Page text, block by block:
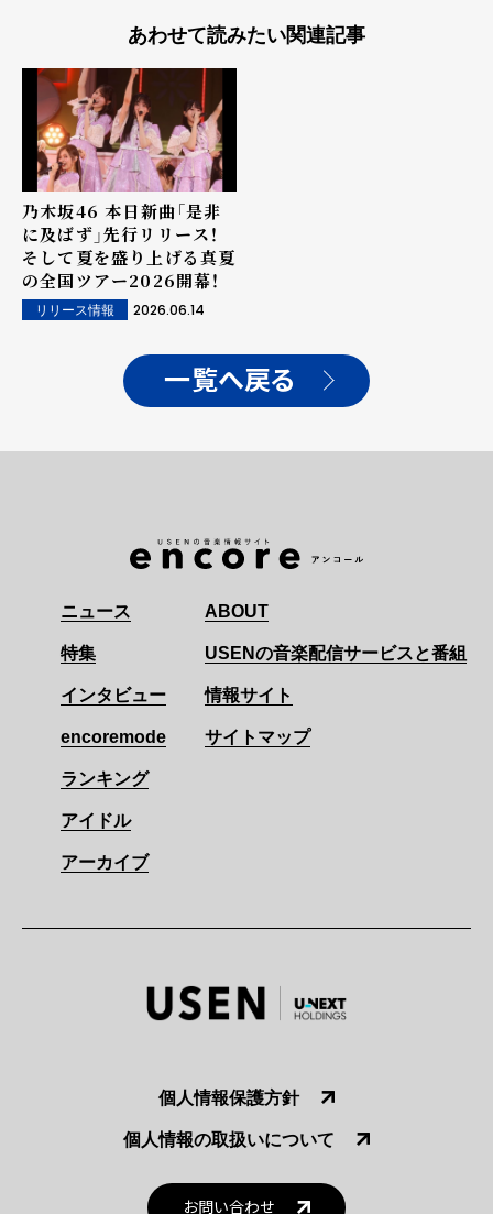
あわせて読みたい関連記事
乃木坂46 本日新曲「是非
に及ばず」先行リリース！
そして夏を盛り上げる真夏
の全国ツアー2026開幕！
リリース情報 2026.06.14
一覧へ戻る
ニュース
特集
インタビュー
encoremode
ランキング
アイドル
アーカイブ
ABOUT
USENの音楽配信サービスと番組
情報サイト
サイトマップ
個人情報保護方針
個人情報の取扱いについて
お問い合わせ